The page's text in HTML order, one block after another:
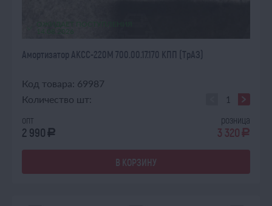
ОЖИДАЕТ ПОСТУПЛЕНИЯ
Амортизатор АКСС-220М 700.00.17.170 КПП (ТрАЗ)
Код товара: 69987
Количество шт:
опт
2 990 a
розница
3 320 a
В КОРЗИНУ